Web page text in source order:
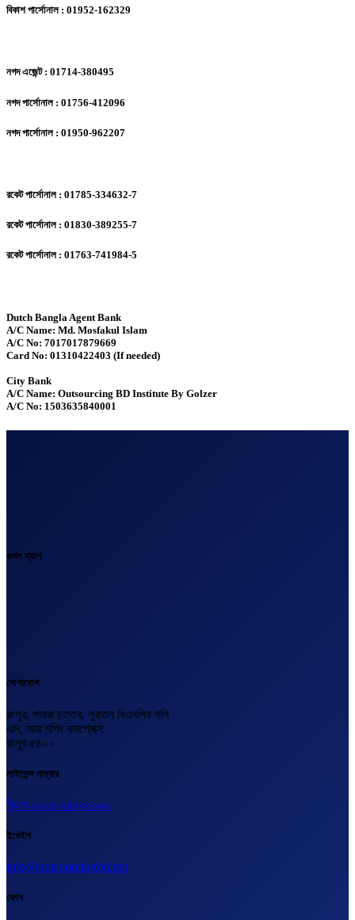
বিকাশ পার্সোনাল : 01952-162329
নগদ এজেন্ট : 01714-380495
নগদ পার্সোনাল : 01756-412096
নগদ পার্সোনাল : 01950-962207
রকেট পার্সোনাল : 01785-334632-7
রকেট পার্সোনাল : 01830-389255-7
রকেট পার্সোনাল : 01763-741984-5
Dutch Bangla Agent Bank
A/C Name: Md. Mosfakul Islam
A/C No: 7017017879669
Card No: 01310422403 (If needed)
City Bank
A/C Name: Outsourcing BD Institute By Golzer
A/C No: 1503635840001
গুগল ম্যাপ
যোগাযোগ
রংপুর, পায়রা চত্তর, পুরাতন বিএনপির গলি
এস, আর শপিং কমপ্লেক্স
রংপুর ৫৪০০
লাইসেন্স নাম্বার
বিএল-২০২৩-২৪০০০১৬২
ইমেইল
info@outsourcingbd.net
ফোন